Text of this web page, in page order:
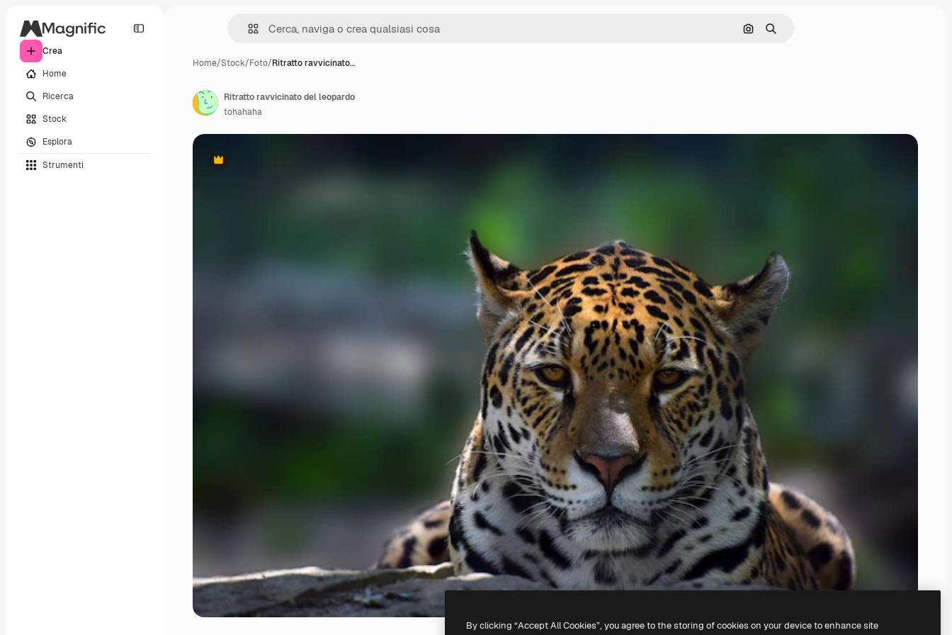
Crea
Home
Ricerca
Stock
Esplora
Strumenti
Cerca per immagine
Ricerca
Home/Stock/Foto/Ritratto ravvicinato…
Premium
Ritratto ravvicinato del leopardo
tohahaha
By clicking “Accept All Cookies”, you agree to the storing of cookies on your device to enhance site